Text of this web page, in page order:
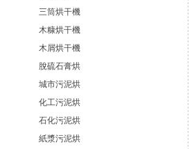
三筒烘干機
木糠烘干機
木屑烘干機
脫硫石膏烘
城市污泥烘
化工污泥烘
石化污泥烘
紙漿污泥烘